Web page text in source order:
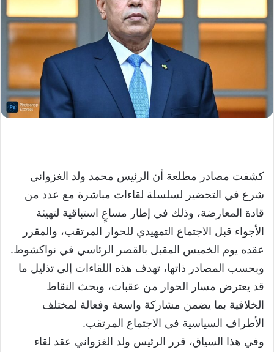
كشفت مصادر مطلعة أن الرئيس محمد ولد الغزواني
شرع في التحضير لسلسلة لقاءات مباشرة مع عدد من
قادة المعارضة، وذلك في إطار مساعٍ استباقية لتهيئة
الأجواء قبل الاجتماع التمهيدي للحوار المرتقب، والمقرر
عقده يوم الخميس المقبل بالقصر الرئاسي في نواكشوط.
وبحسب المصادر ذاتها، تهدف هذه اللقاءات إلى تذليل ما
قد يعترض مسار الحوار من عقبات، وبحث النقاط
الخلافية بما يضمن مشاركة واسعة وفعالة لمختلف
الأطراف السياسية في الاجتماع المرتقب.
وفي هذا السياق، قرر الرئيس ولد الغزواني عقد لقاء